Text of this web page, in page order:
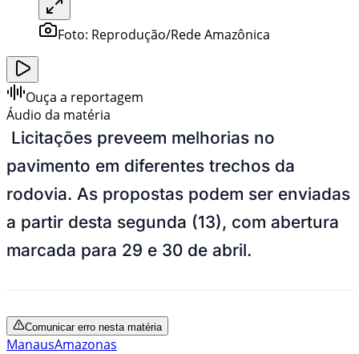
Foto: Reprodução/Rede Amazônica
Ouça a reportagem
Áudio da matéria
Licitações preveem melhorias no
pavimento em diferentes trechos da
rodovia. As propostas podem ser enviadas
a partir desta segunda (13), com abertura
marcada para 29 e 30 de abril.
Comunicar erro nesta matéria
ManausAmazonas